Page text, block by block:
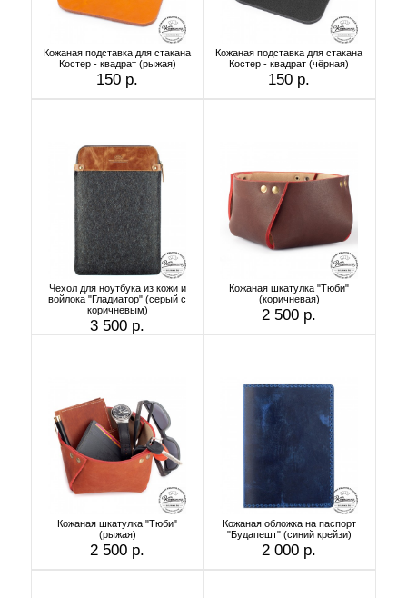
Кожаная подставка для стакана
Костер - квадрат (рыжая)
150 р.
Кожаная подставка для стакана
Костер - квадрат (чёрная)
150 р.
Чехол для ноутбука из кожи и
войлока "Гладиатор" (серый с
коричневым)
3 500 р.
Кожаная шкатулка "Тюби"
(коричневая)
2 500 р.
Кожаная шкатулка "Тюби"
(рыжая)
2 500 р.
Кожаная обложка на паспорт
"Будапешт" (синий крейзи)
2 000 р.